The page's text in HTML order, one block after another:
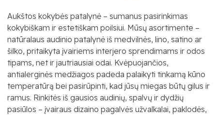
Aukštos kokybės patalynė – sumanus pasirinkimas
kokybiškam ir estetiškam poilsiui. Mūsų asortimente –
natūralaus audinio patalynė iš medvilnės, lino, satino ar
šilko, pritaikyta įvairiems interjero sprendimams ir odos
tipams, net ir jautriausiai odai. Kvėpuojančios,
antialerginės medžiagos padeda palaikyti tinkamą kūno
temperatūrą bei pasirūpinti, kad jūsų miegas būtų gilus ir
ramus. Rinkitės iš gausios audinių, spalvų ir dydžių
pasiūlos – įvairaus dizaino pagalvės užvalkalai, paklodės,